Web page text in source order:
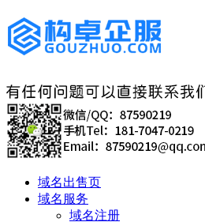
域名出售页
域名服务
域名注册